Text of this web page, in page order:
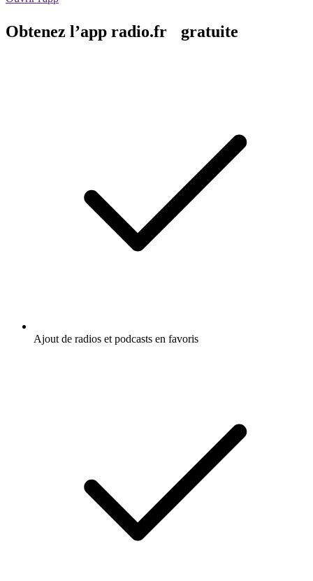
Obtenez l’app radio.fr gratuite
Ajout de radios et podcasts en favoris